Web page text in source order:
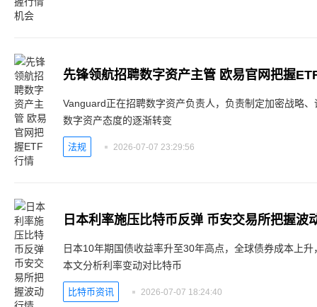
先锋领航招聘数字资产主管 欧易官网把握
Vanguard正在招聘数字资产负责人，负责制定加密战略
数字资产态度的逐渐转变
法规 2026-07-07 23:29:56
日本利率施压比特币反弹 币安交易所把握波
日本10年期国债收益率升至30年高点，全球债券成本上
本文分析利率变动对比特币
比特币资讯 2026-07-07 18:24:40